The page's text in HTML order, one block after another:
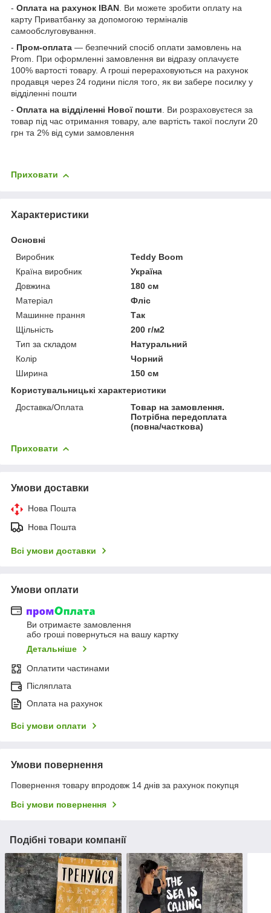
- Оплата на рахунок IBAN. Ви можете зробити оплату на
карту Приватбанку за допомогою терміналів
самообслуговування.
- Пром-оплата — безпечний спосіб оплати замовлень на
Prom. При оформленні замовлення ви відразу оплачуєте
100% вартості товару. А гроші перераховуються на рахунок
продавця через 24 години після того, як ви забере посилку у
відділенні пошти
- Оплата на відділенні Нової пошти. Ви розраховуєтеся за
товар під час отримання товару, але вартість такої послуги 20
грн та 2% від суми замовлення
Приховати
Характеристики
Основні
Виробник
Teddy Boom
Країна виробник
Україна
Довжина
180 см
Матеріал
Фліс
Машинне прання
Так
Щільність
200 г/м2
Тип за складом
Натуральний
Колір
Чорний
Ширина
150 см
Користувальницькі характеристики
Доставка/Оплата
Товар на замовлення.
Потрібна передоплата
(повна/часткова)
Приховати
Умови доставки
Нова Пошта
Нова Пошта
Всі умови доставки
Умови оплати
Ви отримаєте замовлення
або гроші повернуться на вашу картку
Детальніше
Оплатити частинами
Післяплата
Оплата на рахунок
Всі умови оплати
Умови повернення
Повернення товару впродовж 14 днів за рахунок покупця
Всі умови повернення
Подібні товари компанії